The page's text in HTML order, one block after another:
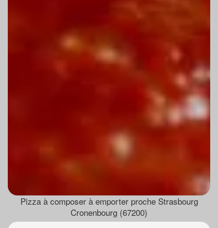
Pizza à composer à emporter proche Strasbourg
Cronenbourg (67200)